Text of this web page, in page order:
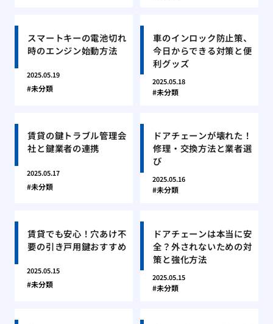
スマートキーの電池切れ
時のエンジン始動方法
2025.05.19
未分類
車のインロック防止策、
今日からできる対策と便
利グッズ
2025.05.18
未分類
賃貸の鍵トラブル管理会
社と鍵業者の連携
2025.05.17
未分類
ドアチェーンが壊れた！
修理・交換方法と業者選
び
2025.05.16
未分類
賃貸でも安心！穴あけ不
要の引き戸用鍵おすすめ
2025.05.15
未分類
ドアチェーンは本当に安
全？外されないための対
策と強化方法
2025.05.15
未分類